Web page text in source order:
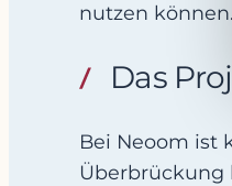
nutzen können.
Das
Bei Neoom ist
Überbrückung